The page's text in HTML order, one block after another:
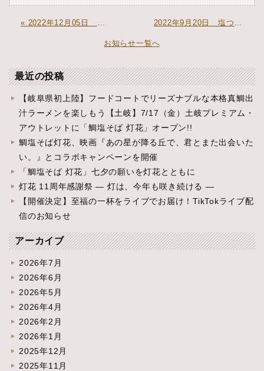
« 2022年12月05日 鯛塩そば灯花トナリエ宇都宮店 オープン 2022年9月20日 塩つけ麺灯花赤坂店 オープン »
お知らせ一覧へ
最近の投稿
【岐阜県初上陸】フードコートでリーズナブルな本格真鯛出
汁ラーメンを楽しもう【土岐】7/17（金）土岐プレミアム・
アウトレットに「鯛塩そば 灯花」オープン!!
鯛塩そば灯花、映画『あの星が降る丘で、君とまた出会いた
い。』とコラボキャンペーンを開催
「鯛塩そば 灯花」七夕の願いを灯花とともに
灯花 11周年感謝祭 ― 灯は、今年も咲き続ける ―
【開催決定】至福の一杯をライブでお届け！TikTokライブ配
信のお知らせ
アーカイブ
2026年7月
2026年6月
2026年5月
2026年4月
2026年2月
2026年1月
2025年12月
2025年11月